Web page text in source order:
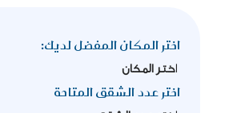
اختر المكان المفضل لديك:
اختر عدد الشقق المتاحة